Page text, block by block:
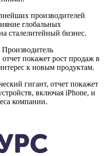
производителей
глобальных
сталелитейный бизнес.
покажет рост продаж в
к новым продуктам.
гигант, отчет покажет
включая iPhone, и
компании.